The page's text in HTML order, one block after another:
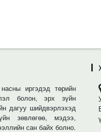
иргэдэд төрийн
болон, эрх зүйн
дагуу шийдвэрлэхэд
зөвлөгөө, мэдээ,
сан байх болно.